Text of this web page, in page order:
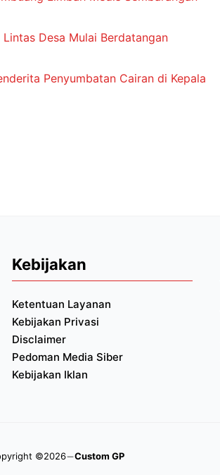
Desa Mulai Berdatangan
Penyumbatan Cairan di Kepala
Kebijakan
Ketentuan Layanan
Kebijakan Privasi
Disclaimer
Pedoman Media Siber
Kebijakan Iklan
©2026 Custom GP